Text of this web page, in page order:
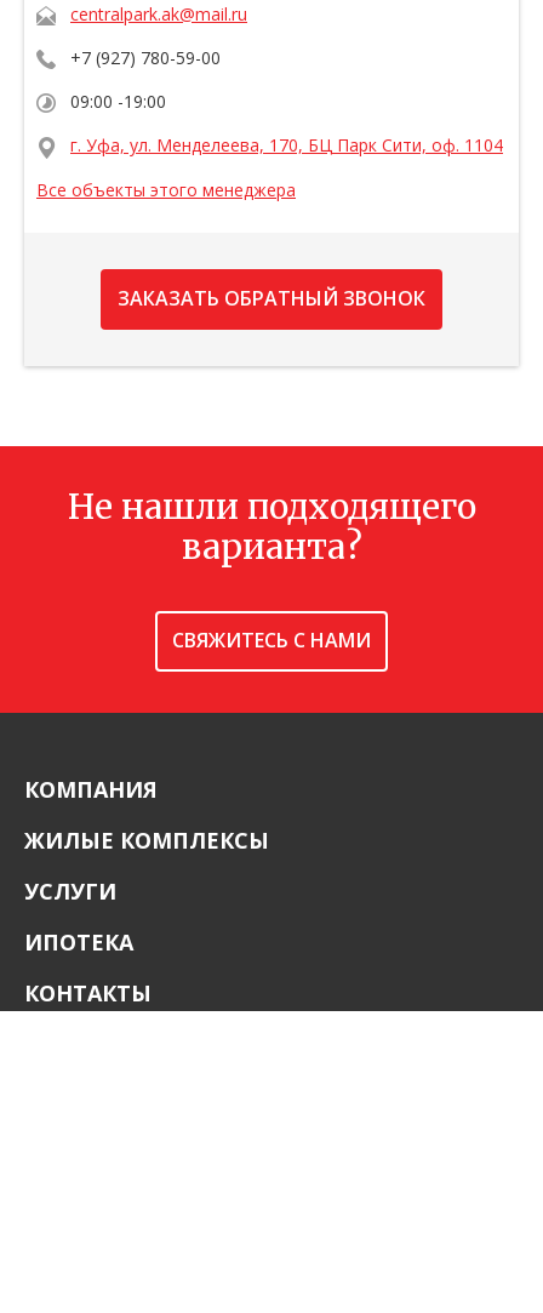
centralpark.ak@mail.ru
+7 (927) 780-59-00
09:00 -19:00
г. Уфа, ул. Менделеева, 170, БЦ Парк Сити, оф. 1104
Все объекты этого менеджера
ЗАКАЗАТЬ ОБРАТНЫЙ ЗВОНОК
Не нашли подходящего
варианта?
СВЯЖИТЕСЬ С НАМИ
КОМПАНИЯ
ЖИЛЫЕ КОМПЛЕКСЫ
УСЛУГИ
ИПОТЕКА
КОНТАКТЫ